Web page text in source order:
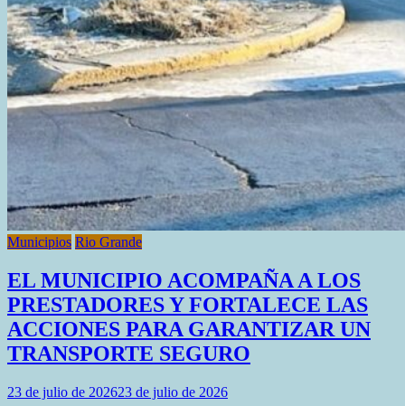
Municipios Rio Grande
EL MUNICIPIO ACOMPAÑA A LOS
PRESTADORES Y FORTALECE LAS
ACCIONES PARA GARANTIZAR UN
TRANSPORTE SEGURO
23 de julio de 202623 de julio de 2026